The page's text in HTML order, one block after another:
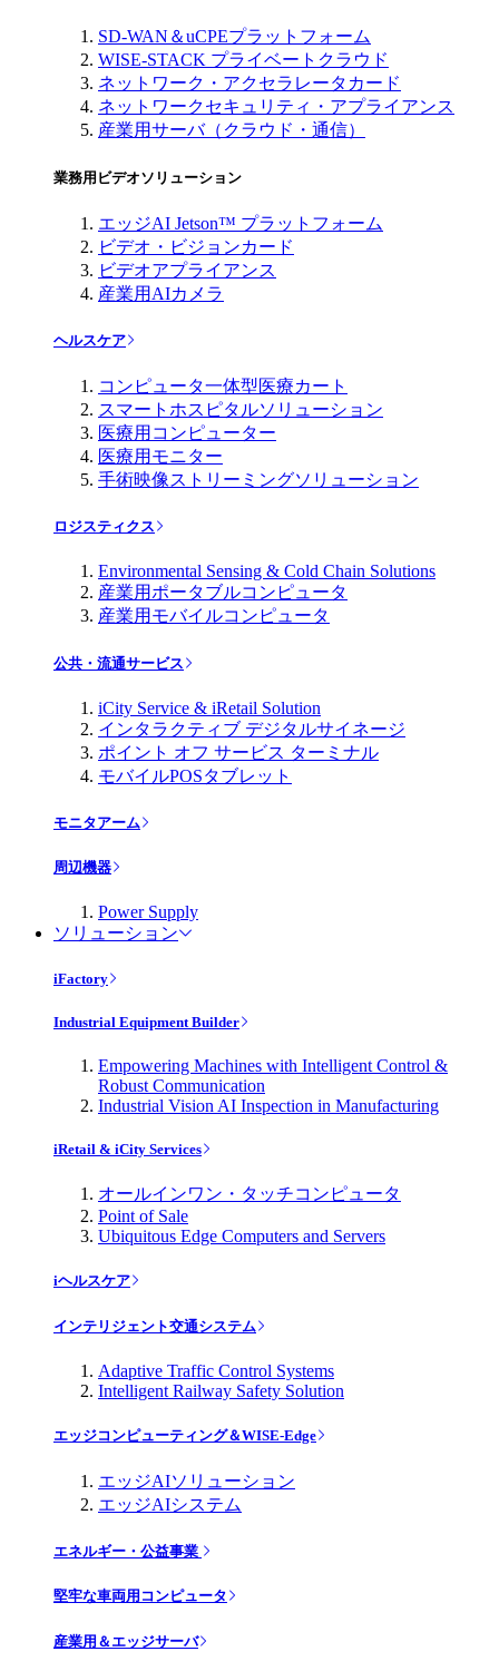
SD-WAN＆uCPEプラットフォーム
WISE-STACK プライベートクラウド
ネットワーク・アクセラレータカード
ネットワークセキュリティ・アプライアンス
産業用サーバ（クラウド・通信）
業務用ビデオソリューション
エッジAI Jetson™ プラットフォーム
ビデオ・ビジョンカード
ビデオアプライアンス
産業用AIカメラ
ヘルスケア
コンピュータ一体型医療カート
スマートホスピタルソリューション
医療用コンピューター
医療用モニター
手術映像ストリーミングソリューション
ロジスティクス
Environmental Sensing & Cold Chain Solutions
産業用ポータブルコンピュータ
産業用モバイルコンピュータ
公共・流通サービス
iCity Service & iRetail Solution
インタラクティブ デジタルサイネージ
ポイント オフ サービス ターミナル
モバイルPOSタブレット
モニタアーム
周辺機器
Power Supply
ソリューション
iFactory
Industrial Equipment Builder
Empowering Machines with Intelligent Control &
Robust Communication
Industrial Vision AI Inspection in Manufacturing
iRetail & iCity Services
オールインワン・タッチコンピュータ
Point of Sale
Ubiquitous Edge Computers and Servers
iヘルスケア
インテリジェント交通システム
Adaptive Traffic Control Systems
Intelligent Railway Safety Solution
エッジコンピューティング＆WISE-Edge
エッジAIソリューション
エッジAIシステム
エネルギー・公益事業
堅牢な車両用コンピュータ
産業用＆エッジサーバ